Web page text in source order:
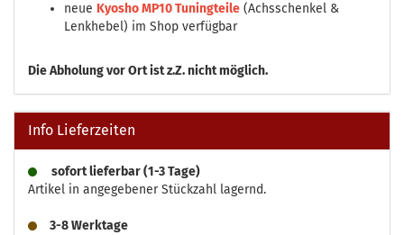
neue Kyosho MP10 Tuningteile (Achsschenkel &
Lenkhebel) im Shop verfügbar
DieAbholung vor Ort ist z.Z. nicht möglich.
Info Lieferzeiten
sofort lieferbar (1-3 Tage)
Artikel in angegebener Stückzahl lagernd.
3-8 Werktage